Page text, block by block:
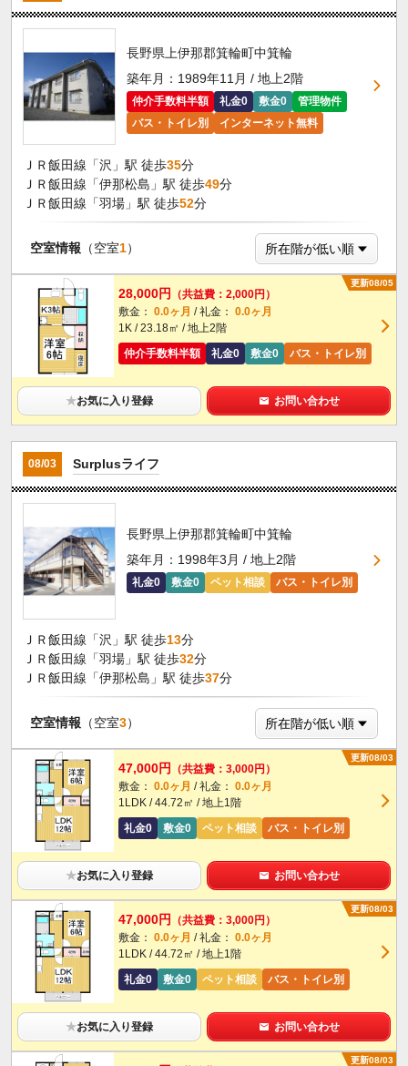
長野県上伊那郡箕輪町中箕輪
築年月：1989年11月 / 地上2階
仲介手数料半額 礼金0 敷金0
管理物件
バス・トイレ別
インターネット無料
ＪＲ飯田線「沢」駅 徒歩35分
ＪＲ飯田線「伊那松島」駅 徒歩49分
ＪＲ飯田線「羽場」駅 徒歩52分
空室情報 （空室1）
更新08/05
28,000円
（共益費：2,000円）
敷金： 0.0ヶ月 / 礼金： 0.0ヶ月
1K / 23.18㎡ / 地上2階
仲介手数料半額
礼金0 敷金0 バス・トイレ別
★お気に入り登録 お問い合わせ
08/03 Surplusライフ
長野県上伊那郡箕輪町中箕輪
築年月：1998年3月 / 地上2階
礼金0 敷金0 ペット相談 バス・トイレ別
ＪＲ飯田線「沢」駅 徒歩13分
ＪＲ飯田線「羽場」駅 徒歩32分
ＪＲ飯田線「伊那松島」駅 徒歩37分
空室情報 （空室3）
更新08/03
47,000円
（共益費：3,000円）
敷金： 0.0ヶ月 / 礼金： 0.0ヶ月
1LDK / 44.72㎡ / 地上1階
礼金0
敷金0 ペット相談 バス・トイレ別
★お気に入り登録 お問い合わせ
更新08/03
47,000円
（共益費：3,000円）
敷金： 0.0ヶ月 / 礼金： 0.0ヶ月
1LDK / 44.72㎡ / 地上1階
礼金0
敷金0 ペット相談 バス・トイレ別
★お気に入り登録 お問い合わせ
更新08/03